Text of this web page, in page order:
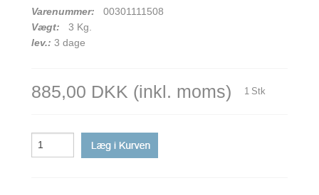
Varenummer:
00301111508
Vægt:
3 Kg.
lev.: 3 dage
885,00 DKK (inkl. moms) 1 Stk